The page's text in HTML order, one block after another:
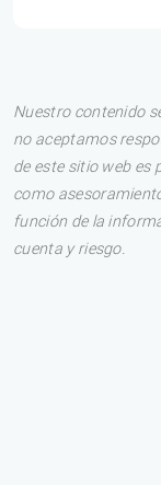
Nuestro contenido
no aceptamos
de este sitio web
como
función de la
cuenta y riesgo.